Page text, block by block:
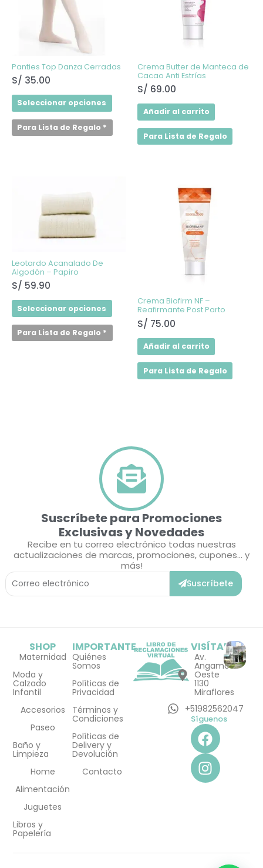
Panties Top Danza Cerradas
S/ 35.00
Seleccionar opciones
producto
Para Lista de Regalo *
Crema Butter de Manteca de
Cacao Anti Estrías
S/ 69.00
Añadir al carrito
Para Lista de Regalo
Leotardo Acanalado De
Algodón – Papiro
S/ 59.90
Seleccionar opciones producto
Para Lista de Regalo *
Crema Biofirm NF –
Reafirmante Post Parto
S/ 75.00
Añadir al carrito
Para Lista de Regalo
Suscríbete para Promociones
Exclusivas y Novedades
Recibe en tu correo electrónico todas nuestras
actualizaciones de marcas, promociones, cupones... y
más!
Correo
Electrónico
Suscríbete
SHOP
Maternidad
Moda y
Calzado
Infantil
Accesorios
Paseo
Baño y
Limpieza
Home
Alimentación
Juguetes
Libros y
Papelería
IMPORTANTE
Quiénes
Somos
Políticas de
Privacidad
Términos y
Condiciones
Políticas de
Delivery y
Devolución
Contacto
VISÍTANOS
Av.
Angamos
Oeste
1130
Miraflores
+51982562047
Síguenos
F
a
c
e
b
I
n
s
t
a
m